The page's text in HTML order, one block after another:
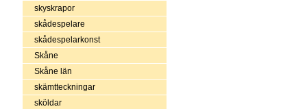
skyskrapor
skådespelare
skådespelarkonst
Skåne
Skåne län
skämtteckningar
sköldar